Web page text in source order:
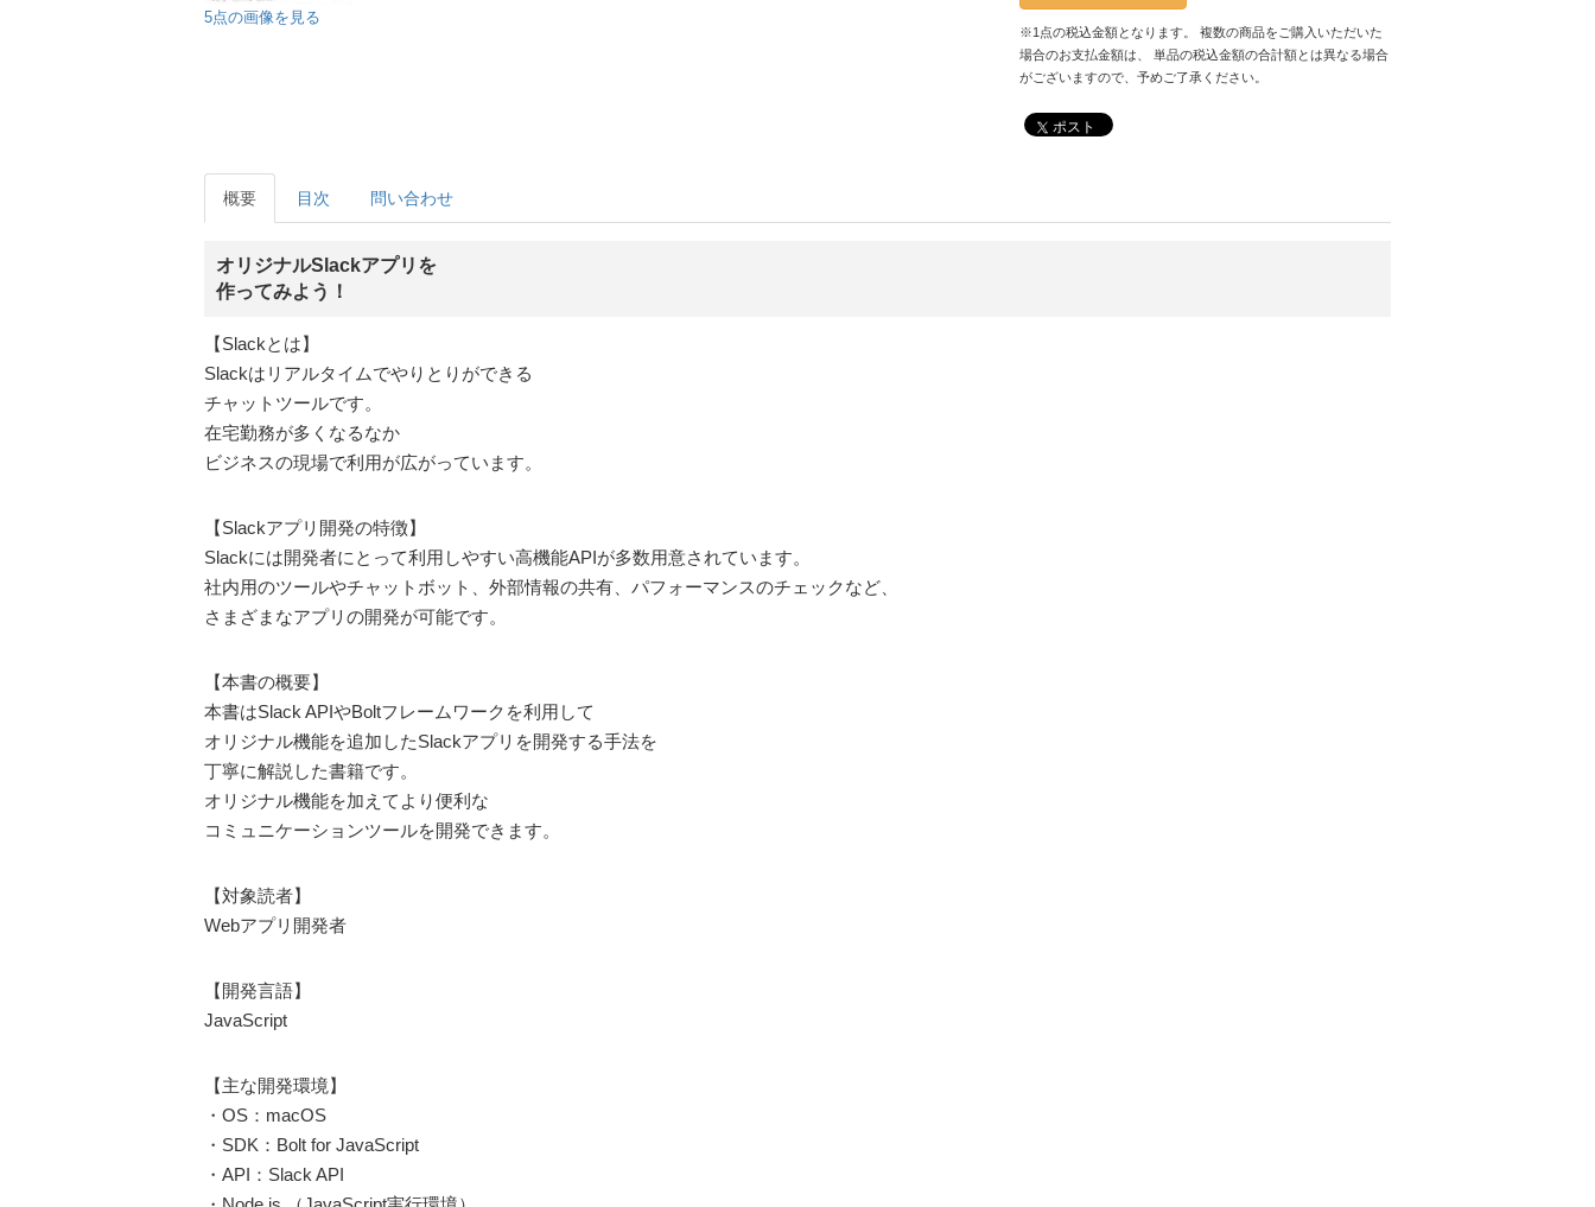
5点の画像を見る
※1点の税込金額となります。 複数の商品をご購入いただいた
場合のお支払金額は、 単品の税込金額の合計額とは異なる場合
がございますので、予めご了承ください。
ポスト
概要 目次 問い合わせ
オリジナルSlackアプリを
作ってみよう！
【Slackとは】
Slackはリアルタイムでやりとりができる
チャットツールです。
在宅勤務が多くなるなか
ビジネスの現場で利用が広がっています。
【Slackアプリ開発の特徴】
Slackには開発者にとって利用しやすい高機能APIが多数用意されています。
社内用のツールやチャットボット、外部情報の共有、パフォーマンスのチェックなど、
さまざまなアプリの開発が可能です。
【本書の概要】
本書はSlack APIやBoltフレームワークを利用して
オリジナル機能を追加したSlackアプリを開発する手法を
丁寧に解説した書籍です。
オリジナル機能を加えてより便利な
コミュニケーションツールを開発できます。
【対象読者】
Webアプリ開発者
【開発言語】
JavaScript
【主な開発環境】
・OS：macOS
・SDK：Bolt for JavaScript
・API：Slack API